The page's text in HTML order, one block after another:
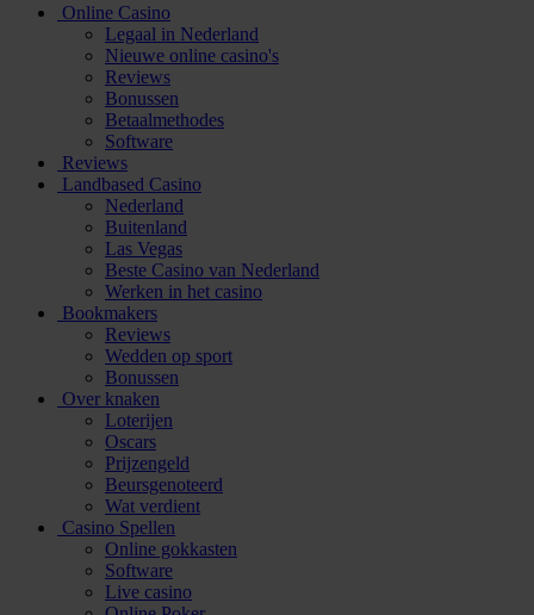
Online Casino
Legaal in Nederland
Nieuwe online casino's
Reviews
Bonussen
Betaalmethodes
Software
Reviews
Landbased Casino
Nederland
Buitenland
Las Vegas
Beste Casino van Nederland
Werken in het casino
Bookmakers
Reviews
Wedden op sport
Bonussen
Over knaken
Loterijen
Oscars
Prijzengeld
Beursgenoteerd
Wat verdient
Casino Spellen
Online gokkasten
Software
Live casino